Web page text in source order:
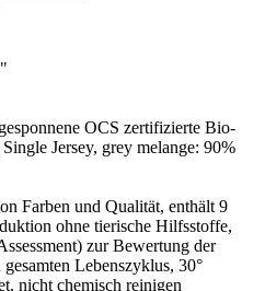
OCS zertifizierte Bio-
Jersey, grey melange: 90%
Farben und Qualität, enthält 9
ohne tierische Hilfsstoffe,
zur Bewertung der
Lebenszyklus, 30°
nicht chemisch reinigen